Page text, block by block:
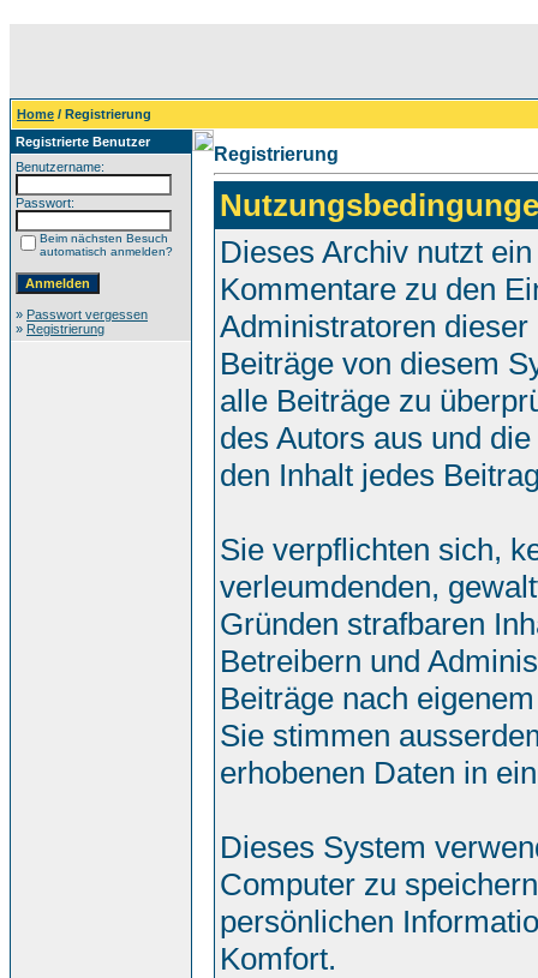
Home / Registrierung
Registrierte Benutzer
Benutzername:
Passwort:
Beim nächsten Besuch
automatisch anmelden?
» Passwort vergessen
» Registrierung
Registrierung
Dieses Archiv nutzt
Kommentare zu den
Administratoren
Beiträge von diesem
alle Beiträge zu
des Autors aus und
den Inhalt jedes
Sie verpflichten sich,
verleumdenden,
Gründen strafbaren
Betreibern und
Beiträge nach
Sie stimmen
erhobenen Daten in
Dieses System
Computer zu
persönlichen
Komfort.